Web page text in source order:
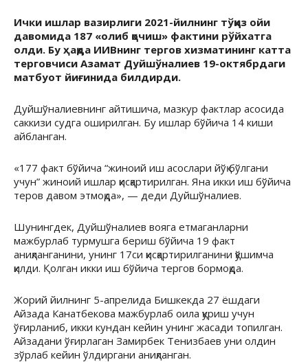
Ички ишлар вазирлиги 2021-йилнинг тўққиз ойи
давомида 187 «олиб қочиш» фактини рўйхатга
олди. Бу ҳақда ИИВнинг тергов хизматининг катта
терговчиси Азамат Дуйшўналиев 19-октябрдаги
матбуот йиғинида билдирди.
Дуйшўналиевнинг айтишича, мазкур фактлар асосида
саккизи судга оширилган. Бу ишлар бўйича 14 киши
айбланган.
«177 факт бўйича “жиноий иш асослари йўқ бўлгани
учун” жиноий ишлар қисқартирилган. Яна икки иш бўйича
теров давом этмоқда», — деди Дуйшўналиев.
Шунингдек, Дуйшўналиев вояга етмаганларни
мажбурлаб турмушга бериш бўйича 19 факт
аниқланганини, унинг 17си қисқартирилганини қўшимча
қилди. Қолган икки иш бўйича тергов бормоқда.
Жорий йилнинг 5-апрелида Бишкекда 27 ёшдаги
Айзада Канатбекова мажбурлаб оила қуриш учун
ўғирланиб, икки кундан кейин унинг жасади топилган.
Айзадани ўғирлаган Замирбек Тенизбаев уни олдин
зўрлаб кейин ўлдиргани аниқланган.